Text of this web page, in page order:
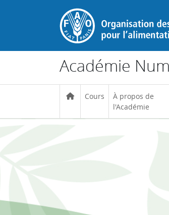
Passer au contenu principal
Académie
Cours
À propos de
l'Académie